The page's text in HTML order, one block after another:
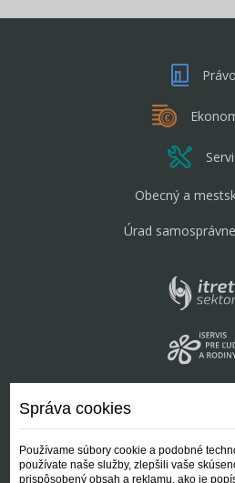
Právo
Obecný a
Úrad
Správa cookies
Používame súbory cookie a podobné
používate naše služby, zlepšili vaše
prispôsobený obsah a reklamu, ako je